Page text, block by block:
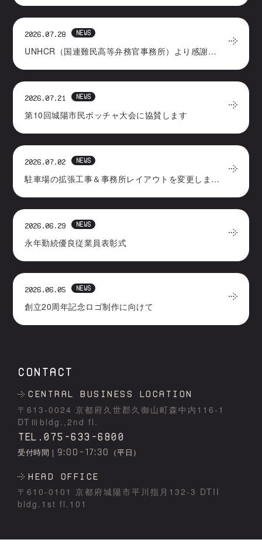
2026.07.28 NEWS
UNHCR（国連難民高等弁務官事務所）より感謝状をいただきました
2026.07.21 NEWS
第10回城陽市民ボッチャ大会に協賛します
2026.07.02 NEWS
駐車場の拡張工事＆事務所レイアウトを変更しました
2026.06.29 NEWS
永年勤続優良従業員表彰式
2026.06.05 NEWS
創立20周年記念ロゴ制作に向けて
CONTACT
Central business location
〒613-0024 京都府久世郡久御⼭町森中内116-1
DTⅢbldg.,2nd fl.
TEL.075-633-6800
受付時間｜ 9:00~17:30 （平日）
HEAD OFFICE
〒610-0101 京都府城陽市平川指⽉132-3 DTII
bldg.1st fl.101